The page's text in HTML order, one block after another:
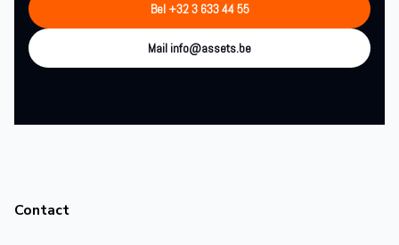
Bel +32 3 633 44 55
Mail info@assets.be
Contact